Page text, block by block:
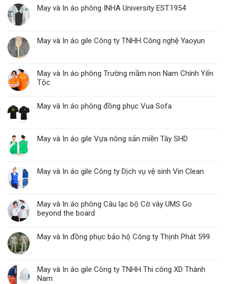
May và In áo phông INHA University EST.1954
May và In áo gile Công ty TNHH Công nghệ Yaoyun
May và In áo phông Trường mầm non Nam Chính Yến
Tộc
May và In áo phông đồng phục Vua Sofa
May và In áo gile Vựa nông sản miền Tây SHD
May và In áo gile Công ty Dịch vụ vệ sinh Vin Clean
May và In áo phông Câu lạc bộ Cờ vây UMS Go
beyond the board
May và In đồng phục bảo hộ Công ty Thịnh Phát 599
May và In áo gile Công ty TNHH Thi công XD Thành
Nam